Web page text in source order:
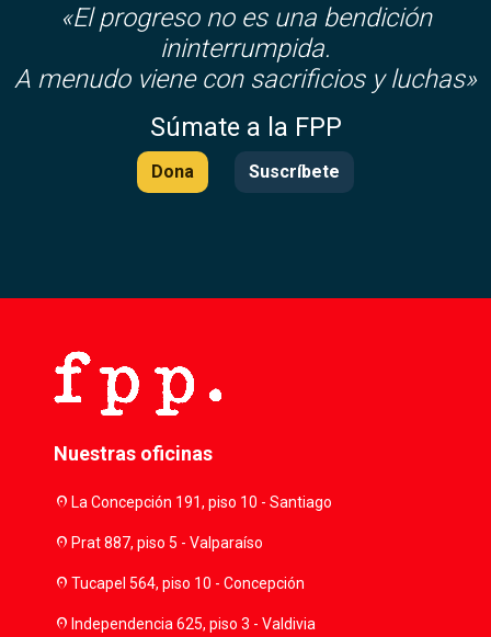
«El progreso no es una bendición
ininterrumpida.
A menudo viene con sacrificios y luchas»
Súmate a la FPP
Dona Suscríbete
Nuestras oficinas
location_onLa Concepción 191, piso 10 - Santiago
location_onPrat 887, piso 5 - Valparaíso
location_onTucapel 564, piso 10 - Concepción
location_onIndependencia 625, piso 3 - Valdivia